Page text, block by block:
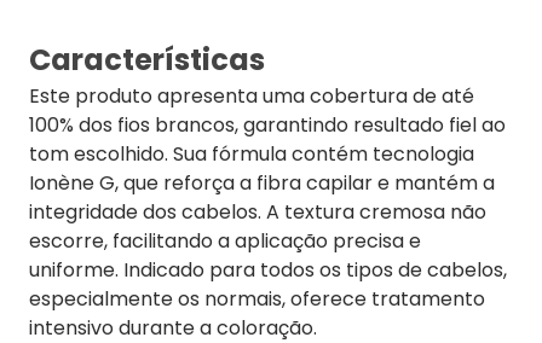
Características
Este produto apresenta uma cobertura de até
100% dos fios brancos, garantindo resultado fiel ao
tom escolhido. Sua fórmula contém tecnologia
Ionène G, que reforça a fibra capilar e mantém a
integridade dos cabelos. A textura cremosa não
escorre, facilitando a aplicação precisa e
uniforme. Indicado para todos os tipos de cabelos,
especialmente os normais, oferece tratamento
intensivo durante a coloração.